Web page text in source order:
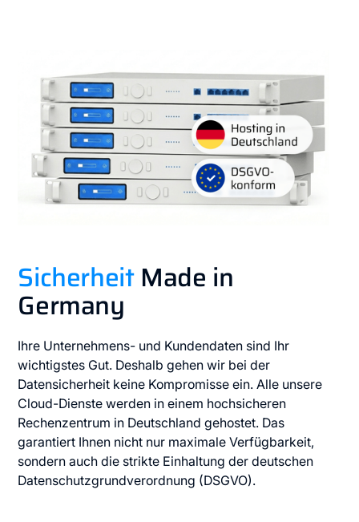
Sicherheit Made in
Germany
Ihre Unternehmens- und Kundendaten sind Ihr
wichtigstes Gut. Deshalb gehen wir bei der
Datensicherheit keine Kompromisse ein. Alle unsere
Cloud-Dienste werden in einem hochsicheren
Rechenzentrum in Deutschland gehostet. Das
garantiert Ihnen nicht nur maximale Verfügbarkeit,
sondern auch die strikte Einhaltung der deutschen
Datenschutzgrundverordnung (DSGVO).